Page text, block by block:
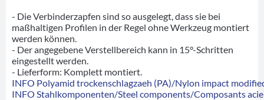
- Die Verbinderzapfen sind so ausgelegt, dass sie bei
maßhaltigen Profilen in der Regel ohne Werkzeug montiert
werden können.
- Der angegebene Verstellbereich kann in 15°-Schritten
eingestellt werden.
- Lieferform: Komplett montiert.
INFO Polyamid trockenschlagzaeh (PA)/Nylon impact
INFO Stahlkomponenten/Steel components/Composants